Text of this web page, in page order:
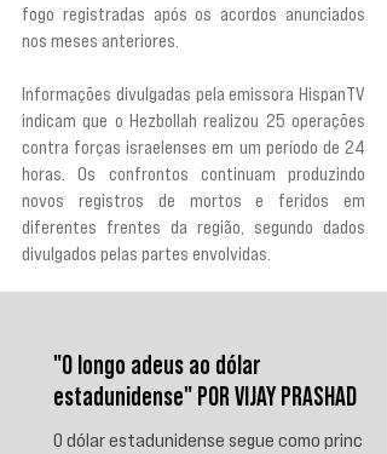
fogo registradas após os acordos anunciados
nos meses anteriores.
Informações divulgadas pela emissora HispanTV
indicam que o Hezbollah realizou 25 operações
contra forças israelenses em um período de 24
horas. Os confrontos continuam produzindo
novos registros de mortos e feridos em
diferentes frentes da região, segundo dados
divulgados pelas partes envolvidas.
"O longo adeus ao dólar
estadunidense" POR VIJAY PRASHAD
O dólar estadunidense segue como principal